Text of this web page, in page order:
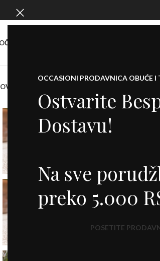
OCCASIONI PRODAVNICA OBUĆE I
Ostvarite
Dostavu!
Na sve
preko 5.000
POSETITE
-30%